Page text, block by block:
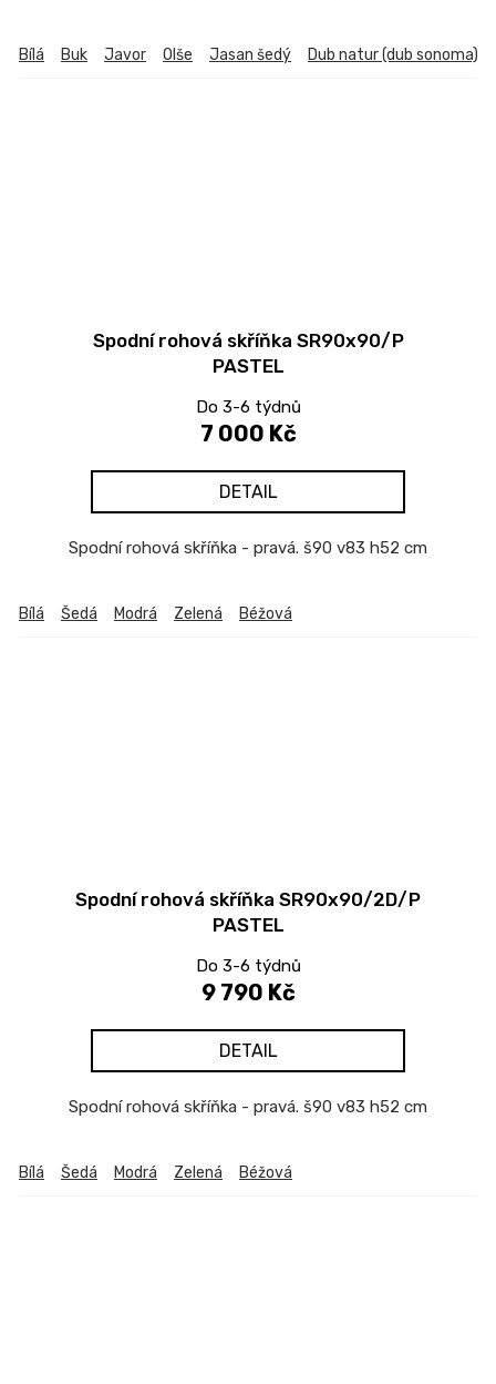
Bílá Buk Javor Olše Jasan šedý Dub natur (dub sonoma)
Spodní rohová skříňka SR90x90/P
PASTEL
Do 3-6 týdnů
7 000 Kč
DETAIL
Spodní rohová skříňka - pravá. š90 v83 h52 cm
Bílá Šedá Modrá Zelená Béžová
Spodní rohová skříňka SR90x90/2D/P
PASTEL
Do 3-6 týdnů
9 790 Kč
DETAIL
Spodní rohová skříňka - pravá. š90 v83 h52 cm
Bílá Šedá Modrá Zelená Béžová